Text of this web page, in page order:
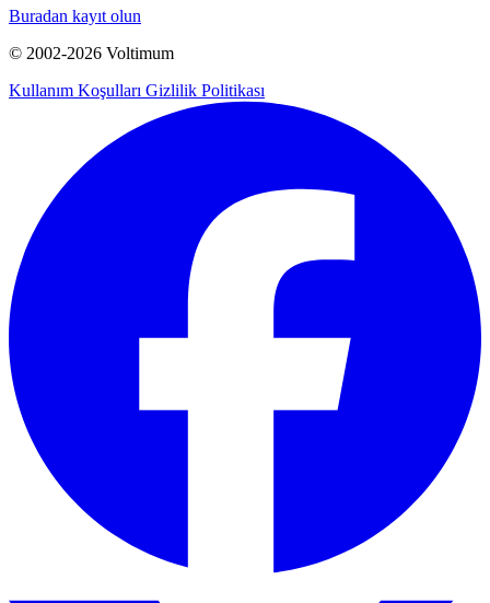
Buradan kayıt olun
© 2002-2026 Voltimum
Kullanım Koşulları Gizlilik Politikası